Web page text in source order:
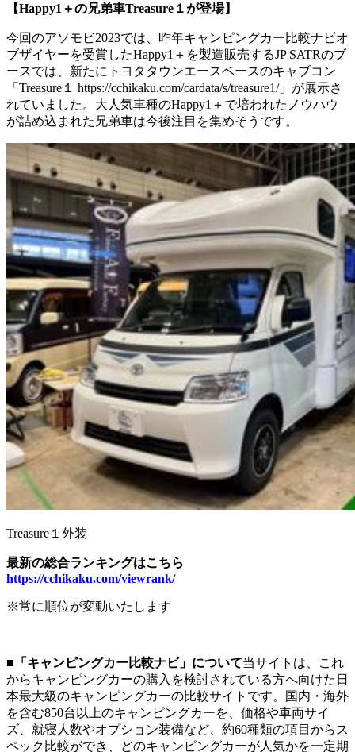
【Happy1＋の兄弟車Treasure１が登場】
今回のアソモビ2023では、昨年キャンピングカー比較ナビオ
ブザイヤーを受賞したHappy1＋を製造販売するJP SATRのブ
ースでは、新たにトヨタタウンエースベースのキャブコン
「Treasure１ https://cchikaku.com/cardata/s/treasure1/」が展示さ
れていました。大人気車種のHappy1＋で培われたノウハウ
が詰め込まれた兄弟車は今後注目を集めそうです。
Treasure１外装
最新の総合ランキングはこちら
https://cchikaku.com/viewrank/
※常に順位が変動いたします
■「キャンピングカー比較ナビ」について当サイトは、これ
からキャンピングカーの購入を検討されている方へ向けた日
本最大級のキャンピングカーの比較サイトです。国内・海外
を含む850台以上のキャンピングカーを、価格や車両サイ
ズ、就寝人数やオプション装備など、約60種類の項目からス
ペック比較ができ、どのキャンピングカーが人気かを一定期